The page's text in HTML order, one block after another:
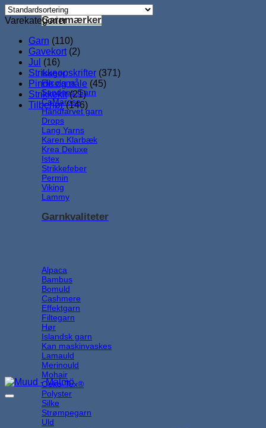
Garnmærker
Isager
Filcolana
Sandnes Garn
CaMarose
Håndfarvet garn
Drops
Lang Yarns
Karen Klarbæk
Krea Deluxe
Istex
Strikkefeber
Permin
Viking
Lammy
Garnkvaliteter
Alpaca
Bambus
Bomuld
Cashmere
Effektgarn
Filtegarn
Hør
Islandsk garn
Kan maskinvaskes
Lamauld
Merinould
Mohair
Oeko-Tex®
Polyster
Silke
Strømpegarn
Uld
Varekategorier
Garn (110)
Gavekort (2)
Jul (16)
Strikkeopskrifter (371)
Pinde og nåle (45)
Strikkekit (21)
Tilbehør (146)